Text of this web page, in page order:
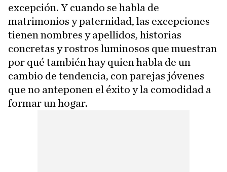
excepción. Y cuando se habla de
matrimonios y paternidad, las excepciones
tienen nombres y apellidos, historias
concretas y rostros luminosos que muestran
por qué también hay quien habla de un
cambio de tendencia, con parejas jóvenes
que no anteponen el éxito y la comodidad a
formar un hogar.